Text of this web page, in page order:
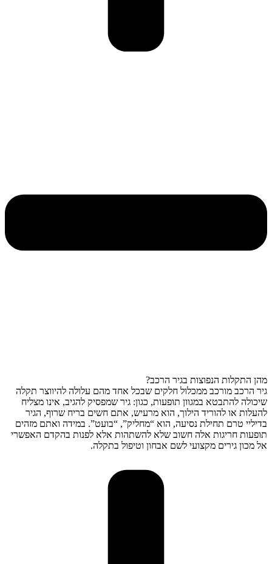
מהן התקלות הנפוצות בגיר הרכב?
גיר הרכב מורכב ממכלול חלקים שבכל אחד מהם עלולה להיווצר תקלה
שיכולה להתבטא במגוון תופעות, כגון: גיר שמפסיק להגיב, אינו מצליח
להעלות או להוריד הילוך, הוא מרעיש, אתם חשים בריח שרוף, הגיר
בדיליי טרם תחילת נסיעה, הוא “מחליק”, “בועט”. במידה ואתם מזהים
תופעות חריגות אלה חשוב שלא להשתהות אלא לפנות בהקדם האפשרי
אל מכון גירים מקצועי לשם אבחון וטיפול בתקלה.